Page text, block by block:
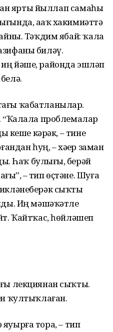
ярты йыллап самаһы
аҙаҡ хакимиәттә
Тәҡдим ябай: ҡала
биләү.
йәше, районда эшләп
ҡабатланылар.
“Ҡалала проблемалар
кеше кәрәк, – тине
һуң, – хәҙер заман
Һаҡ булығыҙ, берәй
– тип өҫтәне. Шуға
сыҡты
Иң мәшәҡәтле
Ҡайтҡас, һөйләшеп
лекциянан сыҡты.
ҡултыҡлаған.
яуырға тора, – тип